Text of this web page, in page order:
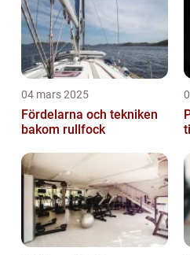
04 mars 2025
Fördelarna och tekniken
bakom rullfock